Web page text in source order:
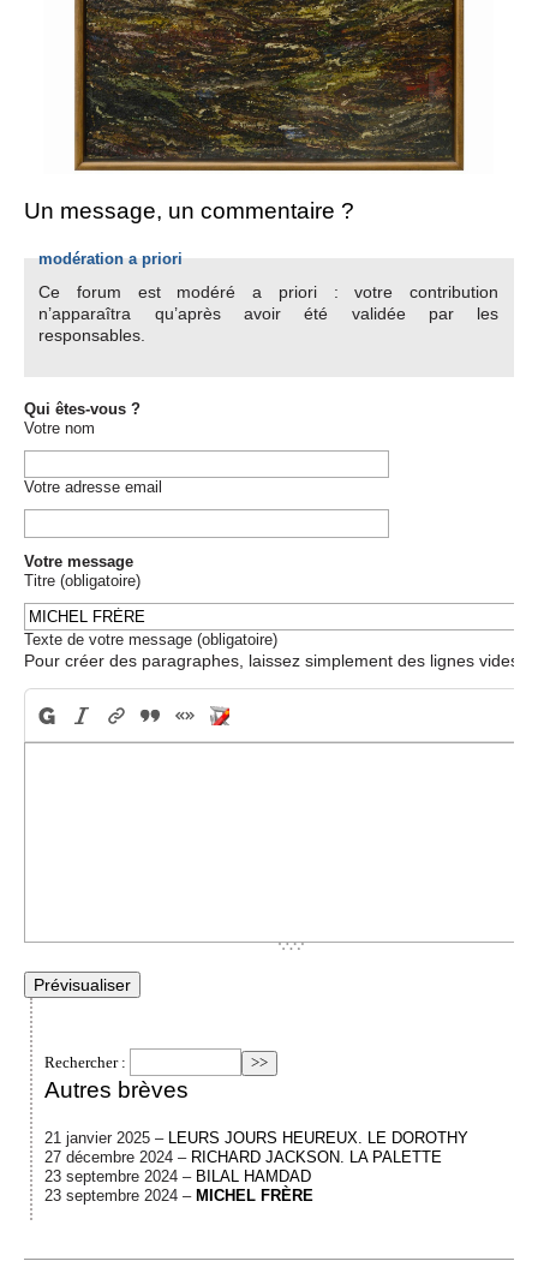
Un message, un commentaire ?
modération a priori
Ce forum est modéré a priori : votre contribution
n’apparaîtra qu’après avoir été validée par les
responsables.
Qui êtes-vous ?
Votre nom
Votre adresse email
Votre message
Titre (obligatoire)
Texte de votre message (obligatoire)
Pour créer des paragraphes, laissez simplement des lignes vides.
Rechercher :
Autres brèves
21 janvier 2025 – LEURS JOURS HEUREUX. LE DOROTHY
27 décembre 2024 – RICHARD JACKSON. LA PALETTE
23 septembre 2024 – BILAL HAMDAD
23 septembre 2024 – MICHEL FRÈRE